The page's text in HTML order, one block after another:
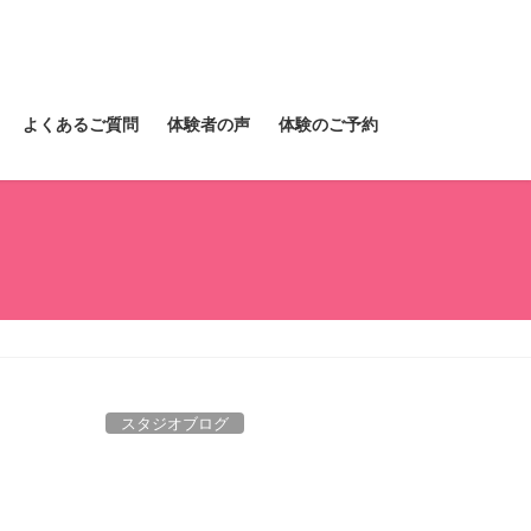
よくあるご質問 体験者の声 体験のご予約
スタジオブログ